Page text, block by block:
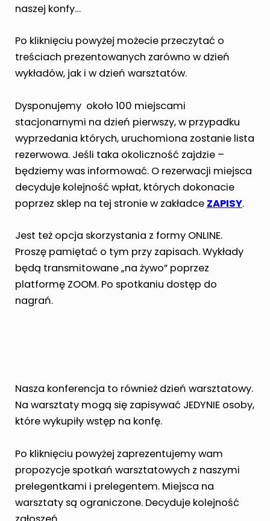
naszej konfy…
Po kliknięciu powyżej możecie przeczytać o
treściach prezentowanych zarówno w dzień
wykładów, jak i w dzień warsztatów.
Dysponujemy około 100 miejscami
stacjonarnymi na dzień pierwszy, w przypadku
wyprzedania których, uruchomiona zostanie lista
rezerwowa. Jeśli taka okoliczność zajdzie –
będziemy was informować. O rezerwacji miejsca
decyduje kolejność wpłat, których dokonacie
poprzez sklep na tej stronie w zakładce ZAPISY.
Jest też opcja skorzystania z formy ONLINE.
Proszę pamiętać o tym przy zapisach. Wykłady
będą transmitowane „na żywo” poprzez
platformę ZOOM. Po spotkaniu dostęp do
nagrań.
Nasza konferencja to również dzień warsztatowy.
Na warsztaty mogą się zapisywać JEDYNIE osoby,
które wykupiły wstęp na konfę.
Po kliknięciu powyżej zaprezentujemy wam
propozycje spotkań warsztatowych z naszymi
prelegentkami i prelegentem. Miejsca na
warsztaty są ograniczone. Decyduje kolejność